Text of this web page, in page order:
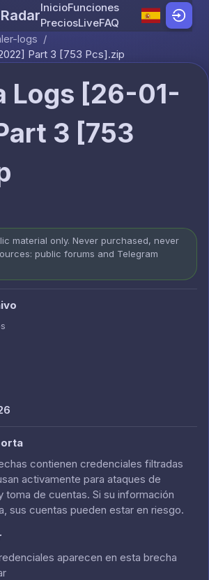
Skip to content
InicioFunciones
PreciosLiveFAQ
logs /
Part 3 [753 Pcs].zip
Logs [26-01-
3 [753
material only. Never purchased, never
public forums and Telegram
contienen credenciales filtradas
activamente para ataques de
toma de cuentas. Si su información
sus cuentas pueden estar en riesgo.
aparecen en esta brecha